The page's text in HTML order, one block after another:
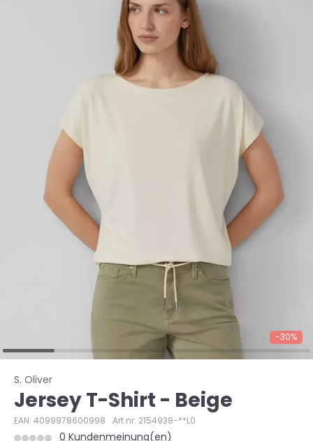
-30%
S. Oliver
Jersey T-Shirt - Beige
EAN: 4099978600998 Art.nr: 2154938-**L0
0 Kundenmeinung(en)